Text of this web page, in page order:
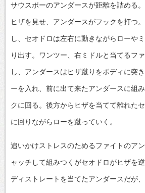
サウスポーのアンダースが距離を詰める
ヒザを見せ、アンダースがフックを打つ
し、セオドロは左右に動きながらローや
り出す。ワンツー、右ミドルと当てるフ
し、アンダースはヒザ蹴りをボディに突
ーを入れ、前に出て来たアンダースに組
クに回る。後方からヒザを当てて離れた
に回りながらローを蹴っていく。
追いかけストレスのためるファイトのア
ャッチして組みつくがセオドロがヒザを
ディストレートを当てたアンダースだが